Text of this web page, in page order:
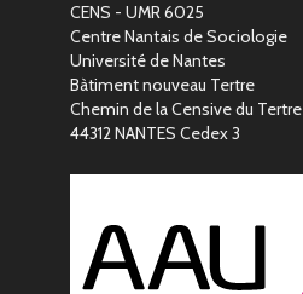
CENS - UMR 6025
Centre Nantais de Sociologie
Université de Nantes
Bàtiment nouveau Tertre
Chemin de la Censive du Tertre
44312 NANTES Cedex 3